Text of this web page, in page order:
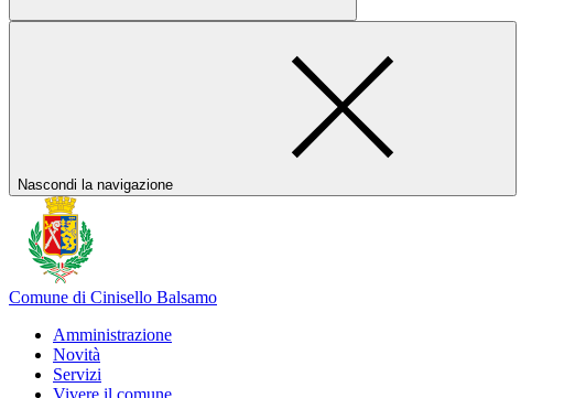
Nascondi la navigazione
Comune di Cinisello Balsamo
Amministrazione
Novità
Servizi
Vivere il comune